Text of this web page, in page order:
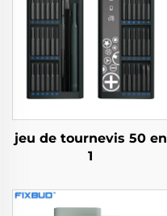
jeu de tournevis 50 en
1